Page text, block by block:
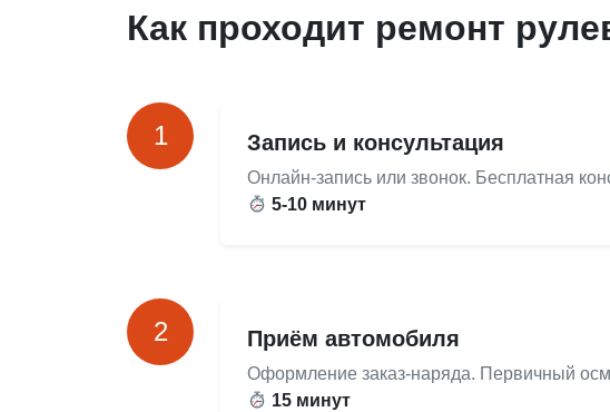
Как проходит ремонт
1 Запись и консультация
Онлайн-запись или звонок. Бесплатная
5-10 минут
2 Приём автомобиля
Оформление заказ-наряда. Первичный
15 минут